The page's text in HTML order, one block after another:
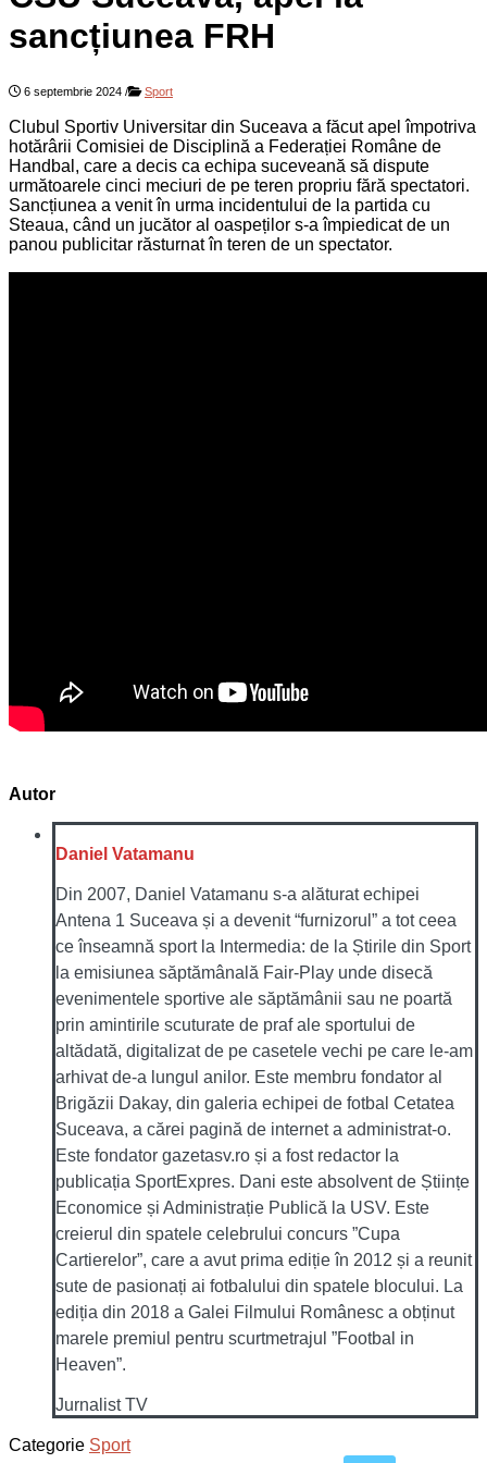
sancțiunea FRH
6 septembrie 2024 / Sport
Clubul Sportiv Universitar din Suceava a făcut apel împotriva
hotărârii Comisiei de Disciplină a Federației Române de
Handbal, care a decis ca echipa suceveană să dispute
următoarele cinci meciuri de pe teren propriu fără spectatori.
Sancțiunea a venit în urma incidentului de la partida cu
Steaua, când un jucător al oaspeților s-a împiedicat de un
panou publicitar răsturnat în teren de un spectator.
Autor
Daniel Vatamanu
Din 2007, Daniel Vatamanu s-a alăturat echipei
Antena 1 Suceava și a devenit “furnizorul” a tot ceea
ce înseamnă sport la Intermedia: de la Știrile din Sport
la emisiunea săptămânală Fair-Play unde disecă
evenimentele sportive ale săptămânii sau ne poartă
prin amintirile scuturate de praf ale sportului de
altădată, digitalizat de pe casetele vechi pe care le-am
arhivat de-a lungul anilor. Este membru fondator al
Brigăzii Dakay, din galeria echipei de fotbal Cetatea
Suceava, a cărei pagină de internet a administrat-o.
Este fondator gazetasv.ro și a fost redactor la
publicația SportExpres. Dani este absolvent de Științe
Economice și Administrație Publică la USV. Este
creierul din spatele celebrului concurs ”Cupa
Cartierelor”, care a avut prima ediție în 2012 și a reunit
sute de pasionați ai fotbalului din spatele blocului. La
ediția din 2018 a Galei Filmului Românesc a obținut
marele premiul pentru scurtmetrajul ”Footbal in
Heaven”.
Jurnalist TV
Categorie Sport